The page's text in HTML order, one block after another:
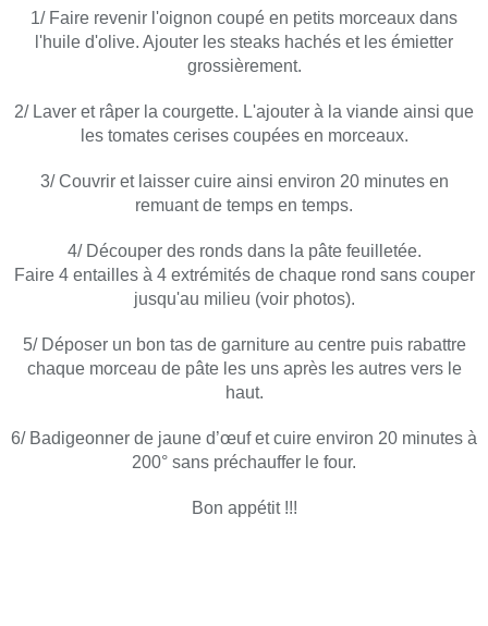
1/ Faire revenir l'oignon coupé en petits morceaux dans
l'huile d'olive. Ajouter les steaks hachés et les émietter
grossièrement.
2/ Laver et râper la courgette. L'ajouter à la viande ainsi que
les tomates cerises coupées en morceaux.
3/ Couvrir et laisser cuire ainsi environ 20 minutes en
remuant de temps en temps.
4/ Découper des ronds dans la pâte feuilletée.
Faire 4 entailles à 4 extrémités de chaque rond sans couper
jusqu'au milieu (voir photos).
5/ Déposer un bon tas de garniture au centre puis rabattre
chaque morceau de pâte les uns après les autres vers le
haut.
6/ Badigeonner de jaune d’œuf et cuire environ 20 minutes à
200° sans préchauffer le four.
Bon appétit !!!